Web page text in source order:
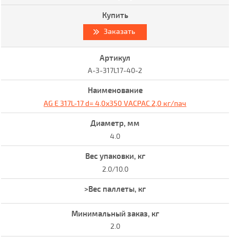
Заказать
A-3-317L17-40-2
AG E 317L-17 d= 4,0x350 VACPAC 2,0 кг/пач
4.0
2.0/10.0
2.0